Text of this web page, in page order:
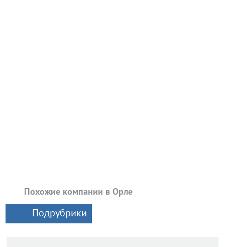
Похожие компании в Орле
Подрубрики